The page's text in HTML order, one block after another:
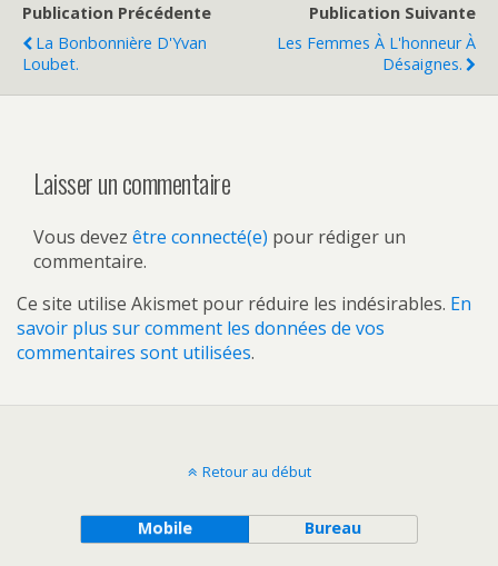
Publication Précédente
La Bonbonnière D'Yvan
Loubet.
Publication Suivante
Les Femmes À L'honneur À
Désaignes.
Laisser un commentaire
Vous devez être connecté(e) pour rédiger un
commentaire.
Ce site utilise Akismet pour réduire les indésirables. En
savoir plus sur comment les données de vos
commentaires sont utilisées.
Retour au début
Mobile Bureau